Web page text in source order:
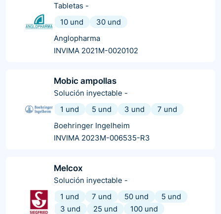
Tabletas -
10 und
30 und
Anglopharma
INVIMA 2021M-0020102
Mobic ampollas
Solución inyectable -
1 und
5 und 3 und
7 und
Boehringer Ingelheim
INVIMA 2023M-006535-R3
Melcox
Solución inyectable -
1 und
7 und 50 und
5 und
3 und
25 und
100 und